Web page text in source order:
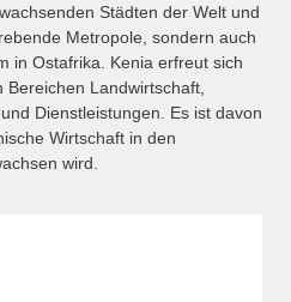
Städten der Welt und
Metropole, sondern auch
in Ostafrika. Kenia erfreut sich
Landwirtschaft,
Dienstleistungen. Es ist davon
Wirtschaft in den
wird.